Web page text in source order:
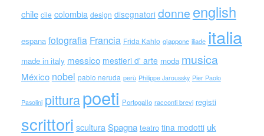
chile cile colombia design disegnatori donne english
espana fotografia Francia Frida Kahlo giappone iliade italia
made in italy messico mestieri d' arte moda musica
México nobel pablo neruda perù Philippe Jaroussky Pier Paolo
Pasolini pitturapoeti Portogallo racconti brevi registi
scrittori scultura Spagna teatro tina modotti uk